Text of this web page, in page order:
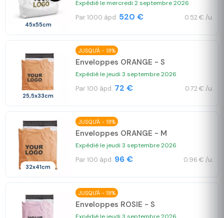
45x55cm
Expédié le mercredi 2 septembre 2026
Par 1000 àpd. 520 € 0.52 € /u.
25,5x33cm
JUSQU'À - 18%
Enveloppes ORANGE - S
Expédié le jeudi 3 septembre 2026
Par 100 àpd. 72 € 0.72 € /u.
32x41cm
JUSQU'À - 18%
Enveloppes ORANGE - M
Expédié le jeudi 3 septembre 2026
Par 100 àpd. 96 € 0.96 € /u.
JUSQU'À - 18%
Enveloppes ROSIE - S